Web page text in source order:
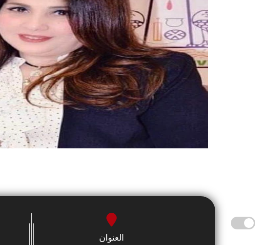
العنوان